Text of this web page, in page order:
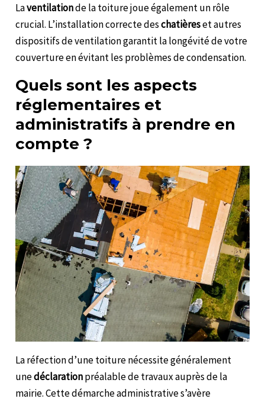
Laventilationde la toiture joue également un rôle
crucial. L’installation correcte deschatièreset autres
dispositifs de ventilation garantit la longévité de votre
couverture en évitant les problèmes de condensation.
Quels sont les aspects
réglementaires et
administratifs à prendre en
compte ?
La réfection d’une toiture nécessite généralement
unedéclarationpréalable de travaux auprès de la
mairie. Cette démarche administrative s’avère